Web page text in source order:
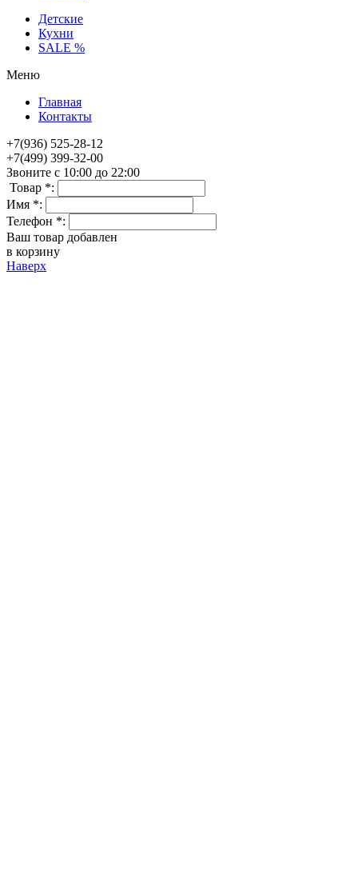
Детские
Кухни
SALE %
Меню
Главная
Контакты
+7(936) 525-28-12
+7(499) 399-32-00
Звоните с 10:00 до 22:00
Товар *:
Имя *:
Телефон *:
Ваш товар добавлен
в корзину
Наверх